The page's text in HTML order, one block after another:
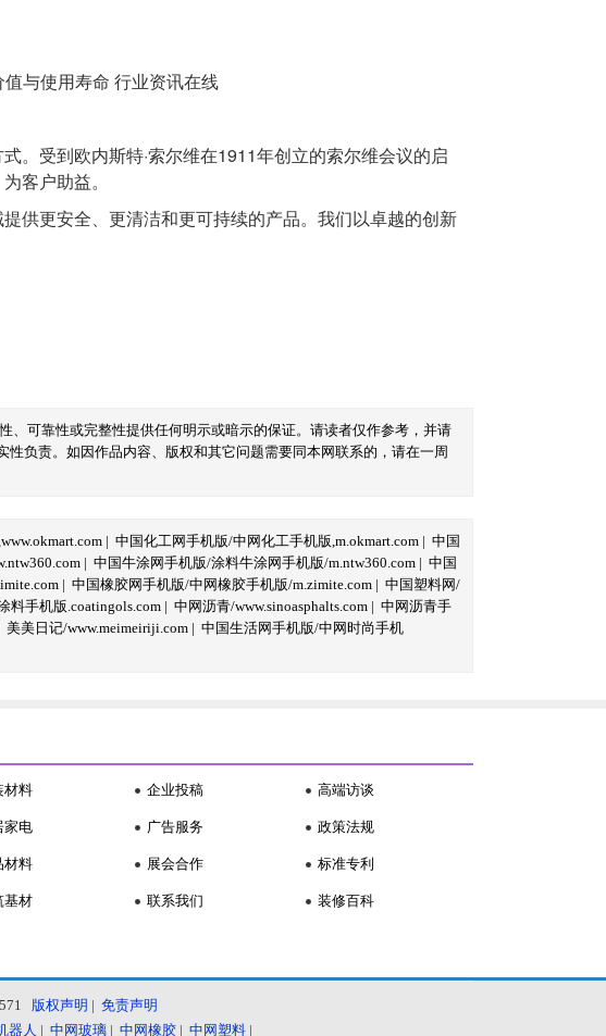
。受到欧内斯特·索尔维在1911年创立的索尔维会议的启
客户助益。
供更安全、更清洁和更可持续的产品。我们以卓越的创新
、可靠性或完整性提供任何明示或暗示的保证。请读者仅作参考，并请
负责。如因作品内容、版权和其它问题需要同本网联系的，请在一周
| 中国化工网手机版/中网化工手机版,m.okmart.com | 中国
| 中国牛涂网手机版/涂料牛涂网手机版/m.ntw360.com | 中国
| 中国橡胶网手机版/中网橡胶手机版/m.zimite.com | 中国塑料网/
料手机版.coatingols.com | 中网沥青/www.sinoasphalts.com | 中网沥青手
美美日记/www.meimeiriji.com | 中国生活网手机版/中网时尚手机
材料
家电
材料
基材
企业投稿
广告服务
展会合作
联系我们
高端访谈
政策法规
标准专利
装修百科
版权声明 | 免责声明
器人 | 中网玻璃 | 中网橡胶 | 中网塑料 |